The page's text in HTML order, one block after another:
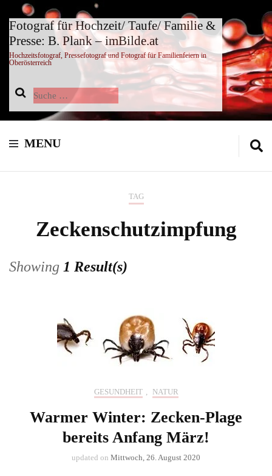
Fotograf für Hochzeit/ Taufe/ Familie &
Presse: B. Plank – imBilde.at
Hochzeitsfotograf, Pressefotograf und Fotograf für Familienfeiern in
Oberösterreich
Suche
nach:
MENU
TAG
Zeckenschutzimpfung
Showing 1 Result(s)
GESUNDHEIT , NATUR
Warmer Winter: Zecken-Plage
bereits Anfang März!
updated on Mittwoch, 26. August 2020